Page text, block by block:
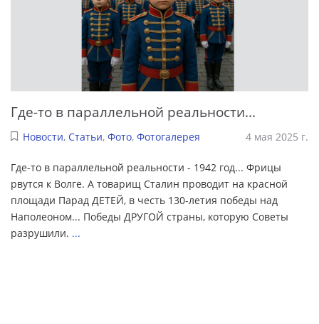
Где-то в параллельной реальности...
Новости, Статьи, Фото, Фотогалерея 4 мая 2025 г.
Где-то в параллельной реальности - 1942 год... Фрицы
рвутся к Волге. А товарищ Сталин проводит на красной
площади Парад ДЕТЕЙ, в честь 130-летия победы над
Наполеоном... Победы ДРУГОЙ страны, которую Советы
разрушили. ...